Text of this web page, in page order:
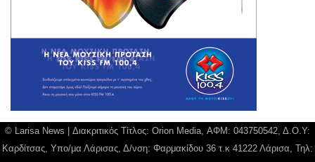
© Larisa News | Διακριτικός Τίτλος: Orion Media, ΑΦΜ: 043750542, Δ.Ο.Υ:
Καρδίτσας, Υπο/μα Λάρισας, Δ/νση: Φαρμακίδου 36 τ.κ 41222 Λάρισα, Τηλ: